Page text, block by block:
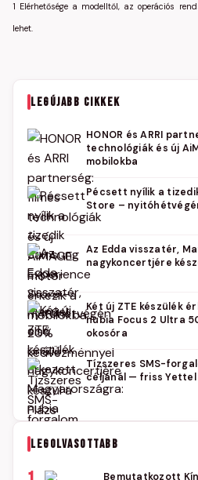
1 Elérhetősége a modelltől, az operációs
lehet.
LEGÚJABB CIKKEK
HONOR és ARRI
technológiák és új
mobilokba
Pécsett nyílik a
Store –
Az Edda visszatér,
nagykoncertjére
Két új ZTE készülék
nubia Focus 2 Ultra
okosóra
Tízszeres SMS-
céljánál — friss
LEGOLVASOTTABB
Bemutatkozott